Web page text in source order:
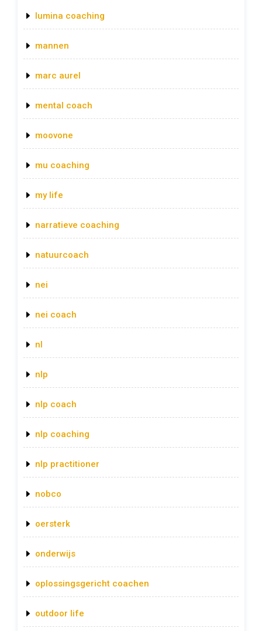
lumina coaching
mannen
marc aurel
mental coach
moovone
mu coaching
my life
narratieve coaching
natuurcoach
nei
nei coach
nl
nlp
nlp coach
nlp coaching
nlp practitioner
nobco
oersterk
onderwijs
oplossingsgericht coachen
outdoor life